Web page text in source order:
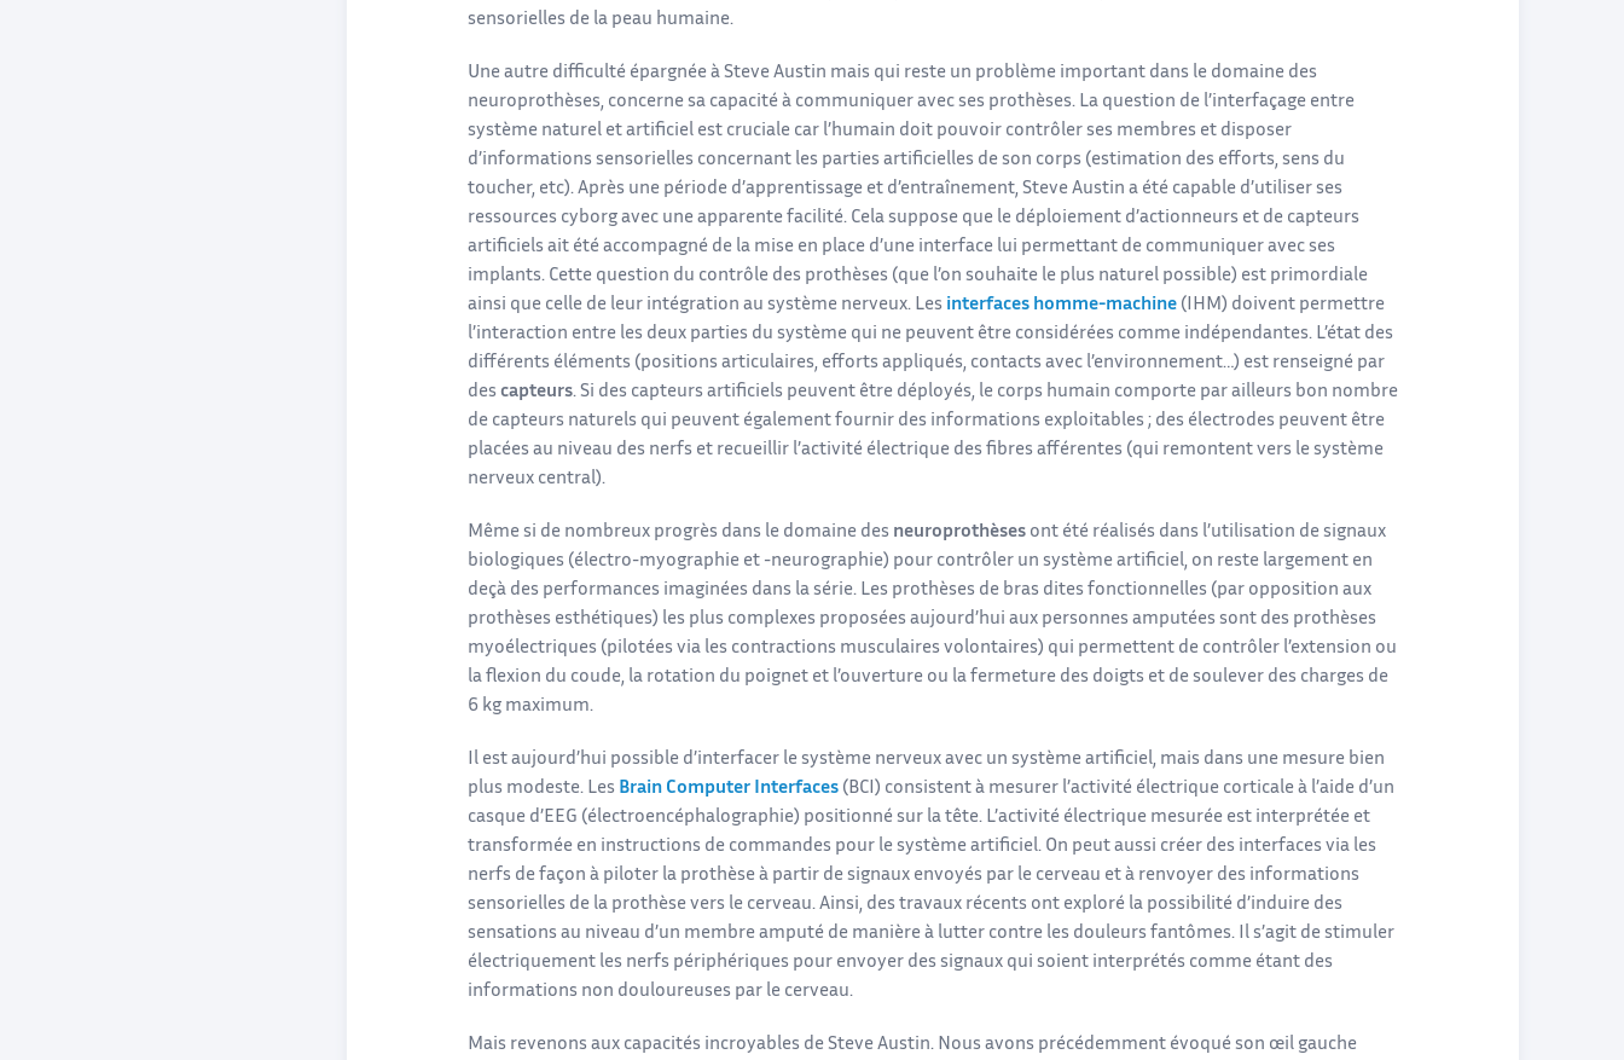
sensorielles de la peau humaine.
Une autre difficulté épargnée à Steve Austin mais qui reste un problème important dans le domaine des
neuroprothèses, concerne sa capacité à communiquer avec ses prothèses. La question de l’interfaçage entre
système naturel et artificiel est cruciale car l’humain doit pouvoir contrôler ses membres et disposer
d’informations sensorielles concernant les parties artificielles de son corps (estimation des efforts, sens du
toucher, etc). Après une période d’apprentissage et d’entraînement, Steve Austin a été capable d’utiliser ses
ressources cyborg avec une apparente facilité. Cela suppose que le déploiement d’actionneurs et de capteurs
artificiels ait été accompagné de la mise en place d’une interface lui permettant de communiquer avec ses
implants. Cette question du contrôle des prothèses (que l’on souhaite le plus naturel possible) est primordiale
ainsi que celle de leur intégration au système nerveux. Les interfaces homme-machine (IHM) doivent permettre
l’interaction entre les deux parties du système qui ne peuvent être considérées comme indépendantes. L’état des
différents éléments (positions articulaires, efforts appliqués, contacts avec l’environnement…) est renseigné par
des capteurs. Si des capteurs artificiels peuvent être déployés, le corps humain comporte par ailleurs bon nombre
de capteurs naturels qui peuvent également fournir des informations exploitables ; des électrodes peuvent être
placées au niveau des nerfs et recueillir l’activité électrique des fibres afférentes (qui remontent vers le système
nerveux central).
Même si de nombreux progrès dans le domaine des neuroprothèses ont été réalisés dans l’utilisation de signaux
biologiques (électro-myographie et -neurographie) pour contrôler un système artificiel, on reste largement en
deçà des performances imaginées dans la série. Les prothèses de bras dites fonctionnelles (par opposition aux
prothèses esthétiques) les plus complexes proposées aujourd’hui aux personnes amputées sont des prothèses
myoélectriques (pilotées via les contractions musculaires volontaires) qui permettent de contrôler l’extension ou
la flexion du coude, la rotation du poignet et l’ouverture ou la fermeture des doigts et de soulever des charges de
6 kg maximum.
Il est aujourd’hui possible d’interfacer le système nerveux avec un système artificiel, mais dans une mesure bien
plus modeste. Les Brain Computer Interfaces (BCI) consistent à mesurer l’activité électrique corticale à l’aide d’un
casque d’EEG (électroencéphalographie) positionné sur la tête. L’activité électrique mesurée est interprétée et
transformée en instructions de commandes pour le système artificiel. On peut aussi créer des interfaces via les
nerfs de façon à piloter la prothèse à partir de signaux envoyés par le cerveau et à renvoyer des informations
sensorielles de la prothèse vers le cerveau. Ainsi, des travaux récents ont exploré la possibilité d’induire des
sensations au niveau d’un membre amputé de manière à lutter contre les douleurs fantômes. Il s’agit de stimuler
électriquement les nerfs périphériques pour envoyer des signaux qui soient interprétés comme étant des
informations non douloureuses par le cerveau.
Mais revenons aux capacités incroyables de Steve Austin. Nous avons précédemment évoqué son œil gauche